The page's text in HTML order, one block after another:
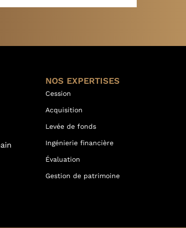
NOS EXPERTISES
Cession
Acquisition
Levée de fonds
Ingénierie financière
Évaluation
Gestion de patrimoine